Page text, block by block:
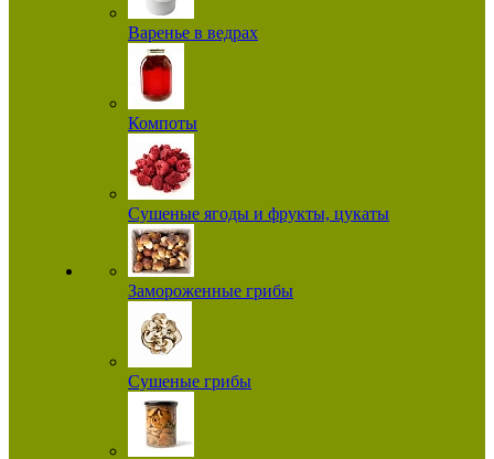
Варенье в ведрах
Компоты
Сушеные ягоды и фрукты, цукаты
Замороженные грибы
Сушеные грибы